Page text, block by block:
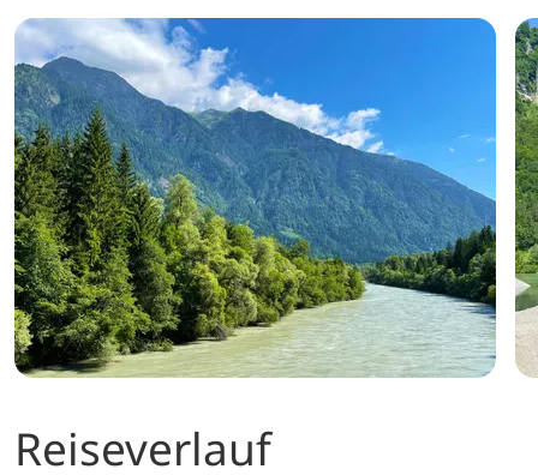
Reiseverlauf